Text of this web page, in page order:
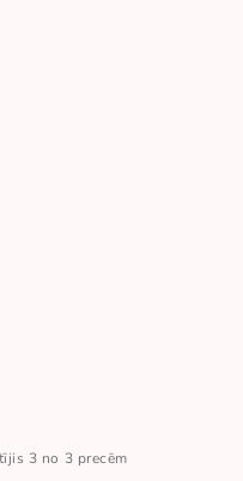
3 no 3 precēm